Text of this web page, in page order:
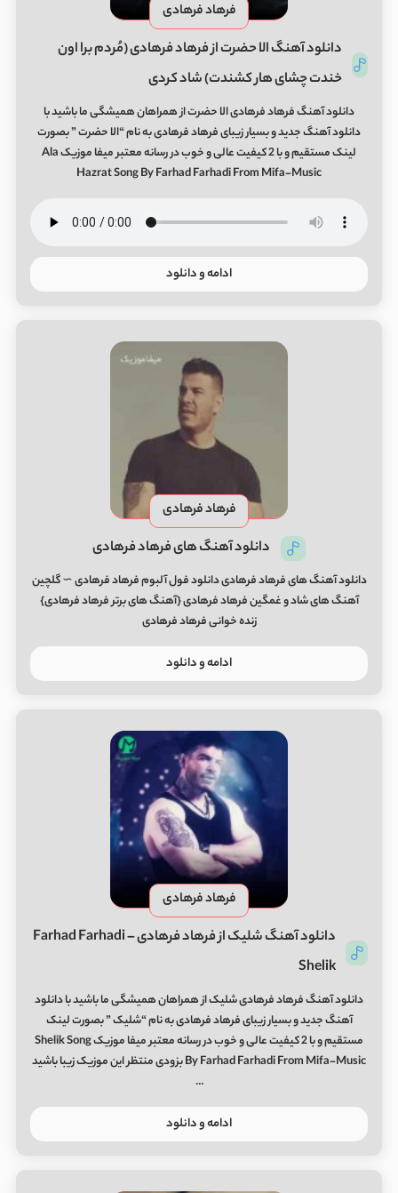
فرهاد فرهادی
دانلود آهنگ الا حضرت از فرهاد فرهادی (مُردم برا اون
خندت چشای هار کشندت) شاد کردی
دانلود آهنگ فرهاد فرهادی الا حضرت از همراهان همیشگی ما باشید با
دانلود آهنگ جدید و بسیار زیبای فرهاد فرهادی به نام “الا حضرت ” بصورت
لینک مستقیم و با 2 کیفیت عالی و خوب در رسانه معتبر میفا موزیک Ala
Hazrat Song By Farhad Farhadi From Mifa-Music
ادامه و دانلود
فرهاد فرهادی
دانلود آهنگ های فرهاد فرهادی
دانلود آهنگ های فرهاد فرهادی دانلود فول آلبوم فرهاد فرهادی ∼ گلچین
آهنگ های شاد و غمگین فرهاد فرهادی {آهنگ های برتر فرهاد فرهادی}
زنده خوانی فرهاد فرهادی
ادامه و دانلود
فرهاد فرهادی
دانلود آهنگ شلیک از فرهاد فرهادی Farhad Farhadi –
Shelik
دانلود آهنگ فرهاد فرهادی شلیک از همراهان همیشگی ما باشید با دانلود
آهنگ جدید و بسیار زیبای فرهاد فرهادی به نام “شلیک ” بصورت لینک
مستقیم و با 2 کیفیت عالی و خوب در رسانه معتبر میفا موزیک Shelik Song
By Farhad Farhadi From Mifa-Music بزودی منتظر این موزیک زیبا باشید
…
ادامه و دانلود